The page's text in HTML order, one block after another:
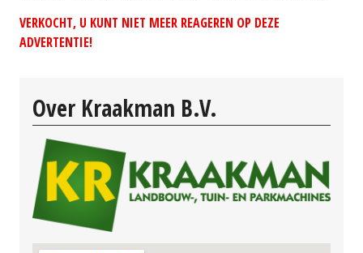
VERKOCHT, U KUNT NIET MEER REAGEREN OP DEZE
ADVERTENTIE!
Over Kraakman B.V.